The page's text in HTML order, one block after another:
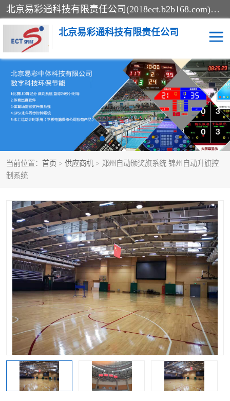
北京易彩通科技有限责任公司(2018ect.b2b168.com)主要提供陕西计时记分系统，全国统一热线：15611947915.北京易彩通科技有限责任公司有一支长期从事智能控制系统研发的高素质的队伍，具有嵌入式系统，视频系统、通信系统、网络系统，体育计时系统的知识和技能。强力打造体育比赛计时计分系统、智能升降旗系统、标准时钟系统、赛事编排及信息发布系统，为用户提供较新的，较廉价的，应用解决方案。
北京易彩通科技有限责任公司
当前位置： 首页 > 供应商机 > 郑州自动颁奖旗系统 锦州自动升旗控
制系统
记分系统 游泳计时系统
智能颁奖旗系统 GPS同步时钟系统
计时计分及成绩处理系统 计时记分系统
体育场馆影像采集回放系 游泳馆水下摄影采集救生